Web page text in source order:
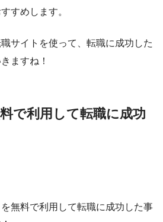
すめ します。
サイトを使って、転職に成功した
ますね！
で利用して転職に成功
無料で利用して転職に成功した事